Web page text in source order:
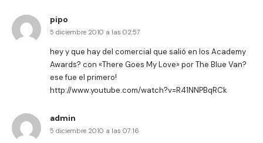
pipo
5 diciembre 2010 a las 02:57
hey y que hay del comercial que salió en los Academy
Awards? con «There Goes My Love» por The Blue Van?
ese fue el primero!
http://www.youtube.com/watch?v=R41NNPBqRCk
admin
5 diciembre 2010 a las 07:16